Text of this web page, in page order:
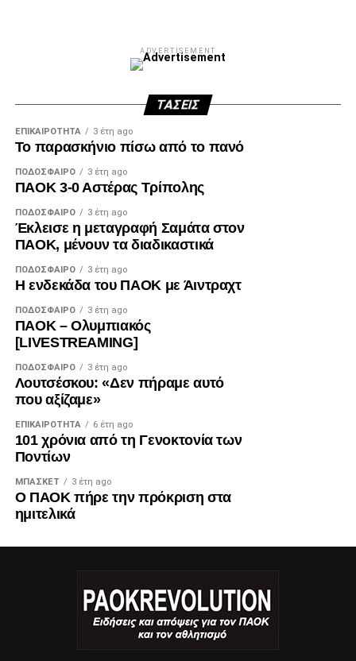
ADVERTISEMENT
ΤΆΣΕΙΣ
ΕΠΙΚΑΙΡΌΤΗΤΑ 3 έτη ago
Το παρασκήνιο πίσω από το πανό
ΠΟΔΌΣΦΑΙΡΟ 3 έτη ago
ΠΑΟΚ 3-0 Αστέρας Τρίπολης
ΠΟΔΌΣΦΑΙΡΟ 3 έτη ago
Έκλεισε η μεταγραφή Σαμάτα στον
ΠΑΟΚ, μένουν τα διαδικαστικά
ΠΟΔΌΣΦΑΙΡΟ 3 έτη ago
Η ενδεκάδα του ΠΑΟΚ με Άιντραχτ
ΠΟΔΌΣΦΑΙΡΟ 3 έτη ago
ΠΑΟΚ – Ολυμπιακός
[LIVESTREAMING]
ΠΟΔΌΣΦΑΙΡΟ 3 έτη ago
Λουτσέσκου: «Δεν πήραμε αυτό
που αξίζαμε»
ΕΠΙΚΑΙΡΌΤΗΤΑ 6 έτη ago
101 χρόνια από τη Γενοκτονία των
Ποντίων
ΜΠΆΣΚΕΤ 3 έτη ago
Ο ΠΑΟΚ πήρε την πρόκριση στα
ημιτελικά